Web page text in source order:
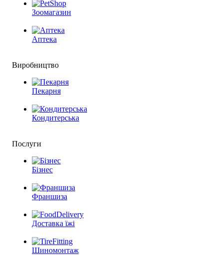
Зоомагазин
Аптека
Виробництво
Пекарня
Кондитерська
Послуги
Бізнес
Франшиза
Доставка їжі
Шиномонтаж